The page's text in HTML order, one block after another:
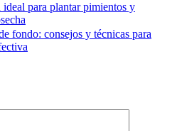
para plantar pimientos y
fondo: consejos y técnicas para